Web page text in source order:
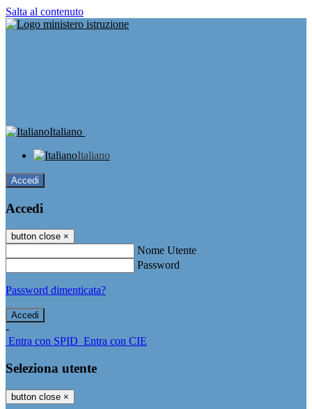
Salta al contenuto
Italiano
Italiano
Accedi
Accedi
button close ×
Nome Utente
Password
Password dimenticata?
-
Entra con SPID Entra con CIE
Seleziona utente
button close ×